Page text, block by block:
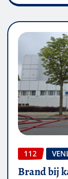
112
Brand bij